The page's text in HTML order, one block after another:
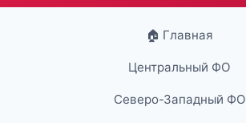
🏠 Главная
Центральный ФО
Северо-Западный ФО